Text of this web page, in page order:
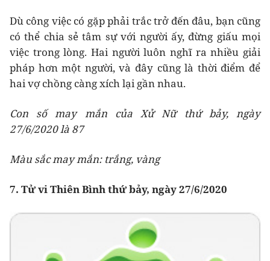
Dù công việc có gặp phải trắc trở đến đâu, bạn cũng
có thể chia sẻ tâm sự với người ấy, đừng giấu mọi
việc trong lòng. Hai người luôn nghĩ ra nhiều giải
pháp hơn một người, và đây cũng là thời điểm để
hai vợ chồng càng xích lại gần nhau.
Con số may mắn của Xử Nữ thứ bảy, ngày
27/6/2020 là 87
Màu sắc may mắn: trắng, vàng
7. Tử vi Thiên Bình thứ bảy, ngày 27/6/2020